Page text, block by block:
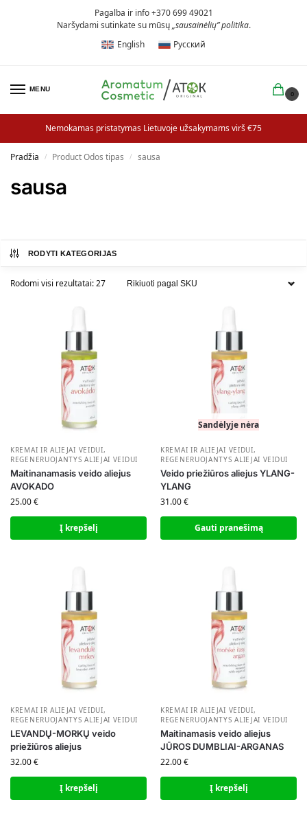
Pagalba ir info +370 699 49021
Naršydami sutinkate su mūsų„sausainėlių” politika.
English
Русский
MENU
0
Nemokamas pristatymas Lietuvoje užsakymams virš €75
Pradžia / Product Odos tipas / sausa
sausa
RODYTI KATEGORIJAS
Rodomi visi rezultatai: 27
KREMAI IR ALIEJAI VEIDUI,
REGENERUOJANTYS ALIEJAI VEIDUI
Maitinanamasis veido aliejus
AVOKADO
25.00€
Į krepšelį
Sandėlyje nėra
KREMAI IR ALIEJAI VEIDUI,
REGENERUOJANTYS ALIEJAI VEIDUI
Veido priežiūros aliejus YLANG-
YLANG
31.00€
Gauti pranešimą
KREMAI IR ALIEJAI VEIDUI,
REGENERUOJANTYS ALIEJAI VEIDUI
LEVANDŲ-MORKŲ veido
priežiūros aliejus
32.00€
Į krepšelį
KREMAI IR ALIEJAI VEIDUI,
REGENERUOJANTYS ALIEJAI VEIDUI
Maitinamasis veido aliejus
JŪROS DUMBLIAI-ARGANAS
22.00€
Į krepšelį